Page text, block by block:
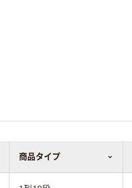
商品タイプ